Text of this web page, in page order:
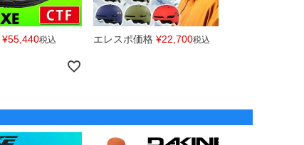
¥55,440税込 エレスポ価格 ¥22,700税込